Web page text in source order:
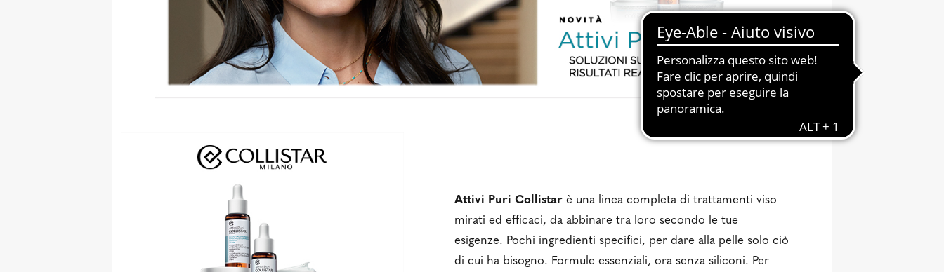
Attivi Puri Collistarè una linea completa di trattamenti viso
mirati ed efficaci, da abbinare tra loro secondo le tue
esigenze. Pochi ingredienti specifici, per dare alla pelle solo ciò
di cui ha bisogno. Formule essenziali, ora senza siliconi. Per